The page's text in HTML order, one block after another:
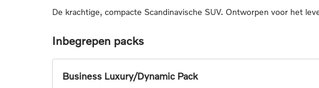
De krachtige, compacte Scandinavische SUV. Ontworpen voor het
Inbegrepen packs
Business Luxury/Dynamic Pack